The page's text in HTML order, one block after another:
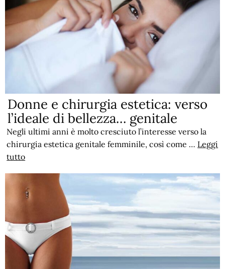
Donne e chirurgia estetica: verso
l’ideale di bellezza… genitale
Negli ultimi anni è molto cresciuto l’interesse verso la
chirurgia estetica genitale femminile, così come … Leggi
tutto